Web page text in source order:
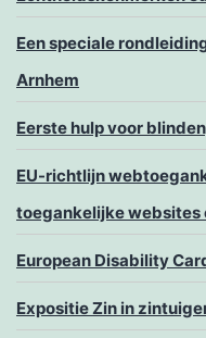
Een speciale
Arnhem
Eerste hulp voor
EU-richtlijn
toegankelijke websites
European Disability
Expositie Zin in